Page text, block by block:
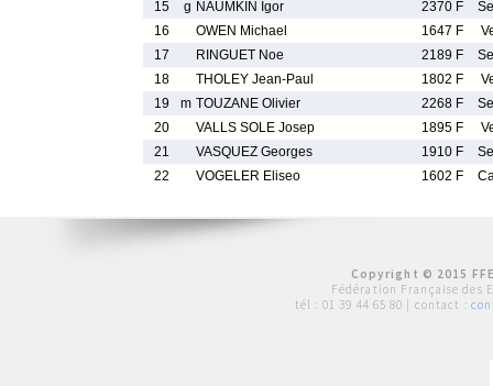
15
g NAUMKIN Igor 2370 F
16
OWEN Michael 1647 F
17
RINGUET Noe 2189 F
18
THOLEY Jean-Paul 1802 F
19
m TOUZANE Olivier 2268 F
20
VALLS SOLE Josep 1895 F
21
VASQUEZ Georges 1910 F
22
VOGELER Eliseo 1602 F
Copyright © 2015
Fédération Française des
tél : 01 39 44 65 80 | contact :